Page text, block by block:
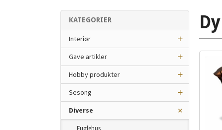
KATEGORIER
Interiør
Gave artikler
Hobby produkter
Sesong
Diverse
Fuglehus